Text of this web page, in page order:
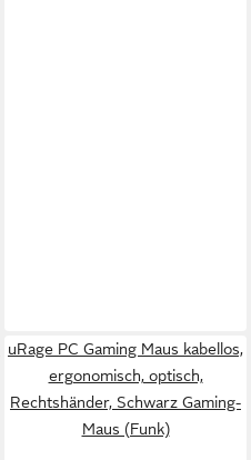
uRage PC Gaming Maus kabellos,
ergonomisch, optisch,
Rechtshänder, Schwarz Gaming-
Maus (Funk)